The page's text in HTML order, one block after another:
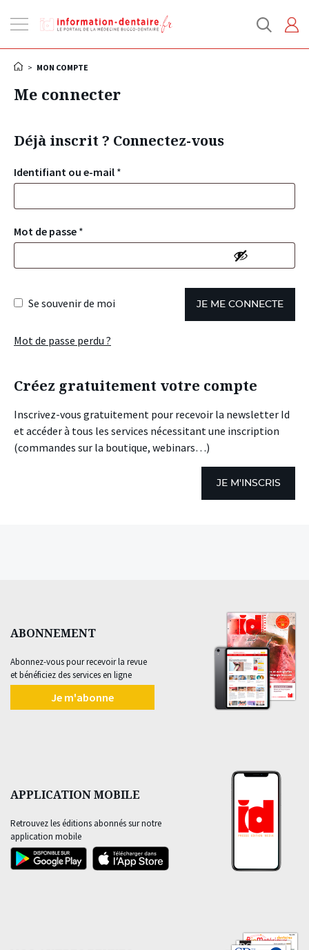
la
> MON COMPTE
Me connecter
Déjà inscrit ? Connectez-vous
Identifiant ou e-mail *
Mot de passe *
Se souvenir de moi JE ME CONNECTE
Mot de passe perdu ?
Créez gratuitement votre compte
Inscrivez-vous gratuitement pour recevoir la newsletter Id
et accéder à tous les services nécessitant une inscription
(commandes sur la boutique, webinars…)
JE M'INSCRIS
ABONNEMENT
Abonnez-vous pour recevoir la revue
et bénéficiez des services en ligne
Je m'abonne
APPLICATION MOBILE
Retrouvez les éditions abonnés sur notre
application mobile